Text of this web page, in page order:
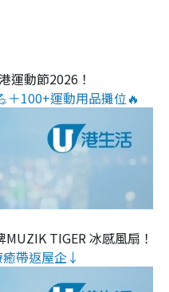
運動節2026！
＋100+運動用品攤位🔥
TIGER 冰感風扇！
帶返屋企↓